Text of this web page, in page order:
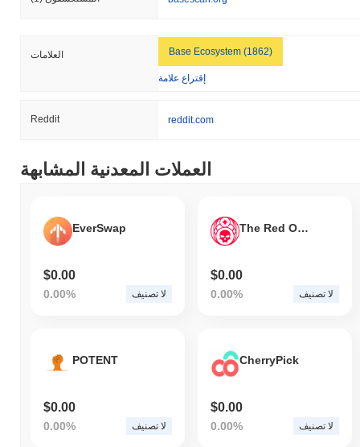
العلامات Base Ecosystem (1862)
إقتراع علامة
Reddit reddit.com
العملات المعدنية المشابهة
EverSwap
$0.00
0.00% لا تصنيف
The Red Order
$0.00
0.00% لا تصنيف
POTENT
$0.00
0.00% لا تصنيف
CherryPick
$0.00
0.00% لا تصنيف